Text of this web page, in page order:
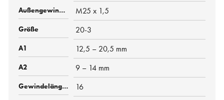
M25 x 1,5
20-3
12,5 – 20,5 mm
9 – 14 mm
16